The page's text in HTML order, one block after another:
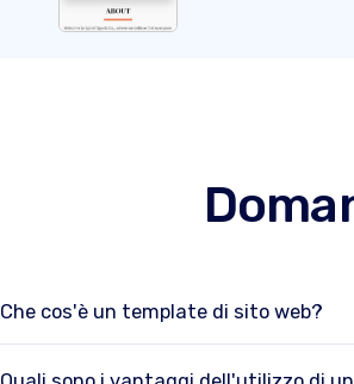
Che cos'è un template di sito web?